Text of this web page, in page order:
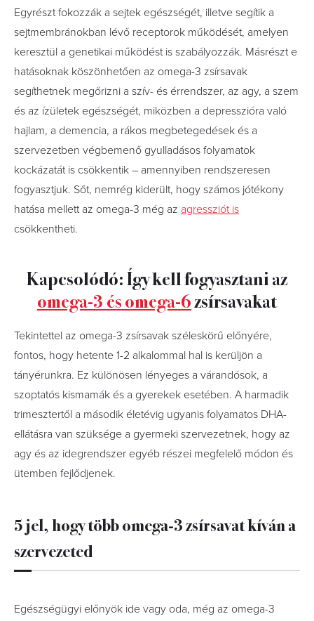
Egyrészt fokozzák a sejtek egészségét, illetve segítik a
sejtmembránokban lévő receptorok működését, amelyen
keresztül a genetikai működést is szabályozzák. Másrészt e
hatásoknak köszönhetően az omega-3 zsírsavak
segíthetnek megőrizni a szív- és érrendszer, az agy, a szem
és az ízületek egészségét, miközben a depresszióra való
hajlam, a demencia, a rákos megbetegedések és a
szervezetben végbemenő gyulladásos folyamatok
kockázatát is csökkentik – amennyiben rendszeresen
fogyasztjuk. Sőt, nemrég kiderült, hogy számos jótékony
hatása mellett az omega-3 még az agressziót is
csökkentheti.
Kapcsolódó: Így kell fogyasztani az
omega-3 és omega-6zsírsavakat
Tekintettel az omega-3 zsírsavak széleskörű előnyére,
fontos, hogy hetente 1-2 alkalommal hal is kerüljön a
tányérunkra. Ez különösen lényeges a várandósok, a
szoptatós kismamák és a gyerekek esetében. A harmadik
trimesztertől a második életévig ugyanis folyamatos DHA-
ellátásra van szüksége a gyermeki szervezetnek, hogy az
agy és az idegrendszer egyéb részei megfelelő módon és
ütemben fejlődjenek.
5 jel, hogy több omega-3 zsírsavat kíván a
szervezeted
Egészségügyi előnyök ide vagy oda, még az omega-3